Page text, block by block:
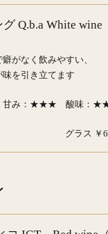
Q.b.a White wine
がなく飲みやすい、
を引き立てます
甘み：★★★ 酸味：
グラス ￥